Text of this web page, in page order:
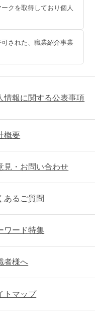
クを取得しており個人
された、職業紹介事業
情報に関する公表事項
概要
見・お問い合わせ
あるご質問
ワード特集
者様へ
トマップ